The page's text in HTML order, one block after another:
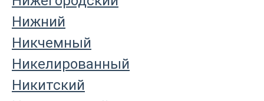
Нижний
Никчемный
Никелированный
Никитский